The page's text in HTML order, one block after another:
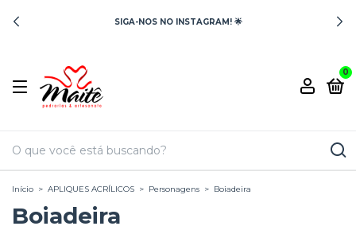
SIGA-NOS NO INSTAGRAM! 🌟
0
Início > APLIQUES ACRÍLICOS > Personagens > Boiadeira
Boiadeira